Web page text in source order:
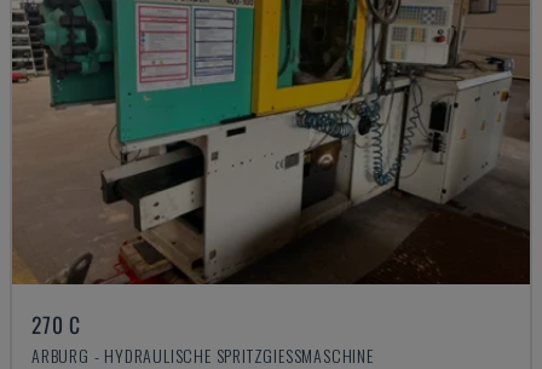
270 C
ARBURG - HYDRAULISCHE SPRITZGIESSMASCHINE